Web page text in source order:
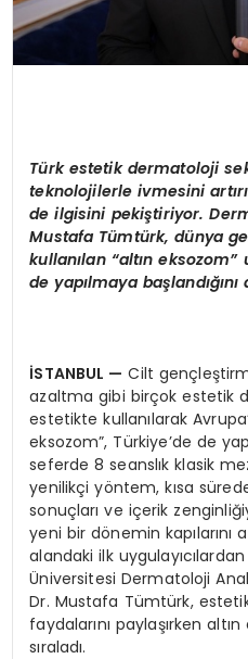
Türk estetik dermatoloji
teknolojilerle ivmesini
de ilgisini pekiştiriyor.
Mustafa Tümtürk, dünya
kullanılan “altın eksozom”
de yapılmaya başlandığını
İSTANBUL — Cilt
azaltma gibi birçok estetik
estetikte kullanılarak
eksozom”, Türkiye’de de
seferde 8 seanslık klasik
yenilikçi yöntem, kısa
sonuçları ve içerik
yeni bir dönemin kapılarını
alandaki ilk
Üniversitesi Dermatoloji
Dr. Mustafa Tümtürk,
faydalarını paylaşırken altın
sıraladı.